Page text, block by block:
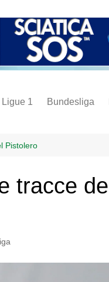
Ligue 1 Bundesliga
Pistolero
tracce del